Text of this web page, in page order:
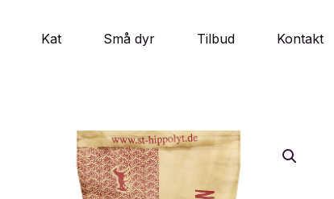
Kat Små dyr Tilbud Kontakt